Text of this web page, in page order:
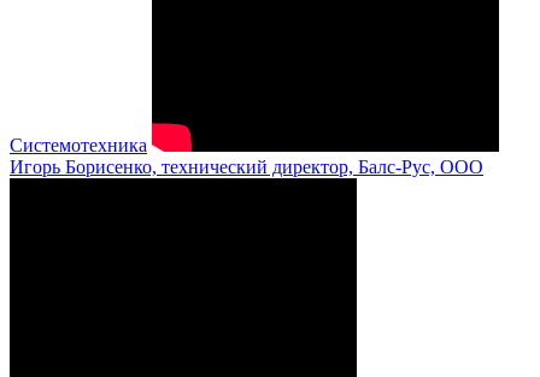
Системотехника
Игорь Борисенко, технический директор, Балс-Рус, ООО